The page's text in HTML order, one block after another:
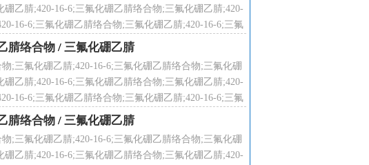
乙腈;420-16-6;三氟化硼乙腈络合物;三氟化硼乙腈;420-
16-6;三氟化硼乙腈络合物;三氟化硼乙腈;420-16-6;三氟
氟化硼乙腈络合物;
腈络合物 / 三氟化硼乙腈
;三氟化硼乙腈;420-16-6;三氟化硼乙腈络合物;三氟化硼
乙腈;420-16-6;三氟化硼乙腈络合物;三氟化硼乙腈;420-
16-6;三氟化硼乙腈络合物;三氟化硼乙腈;420-16-6;三氟
氟化硼乙腈络合物;
腈络合物 / 三氟化硼乙腈
;三氟化硼乙腈;420-16-6;三氟化硼乙腈络合物;三氟化硼
乙腈;420-16-6;三氟化硼乙腈络合物;三氟化硼乙腈;420-